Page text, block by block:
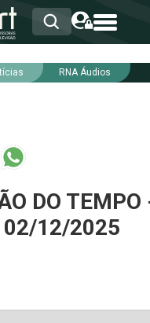
RNA Áudios
DO
02/12/2025